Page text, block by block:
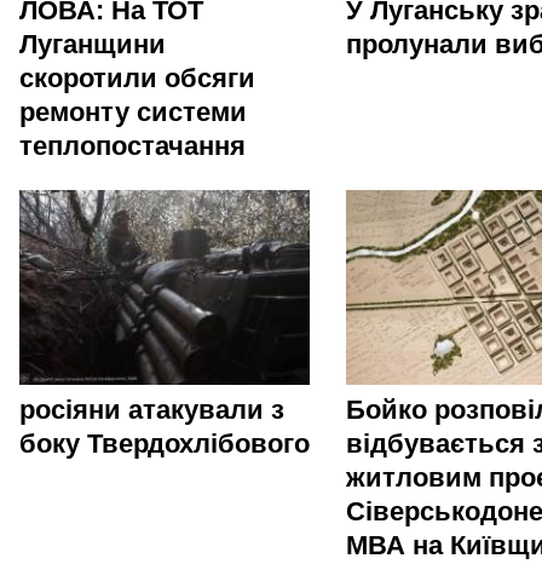
ЛОВА: На ТОТ
Луганщини
скоротили обсяги
ремонту системи
теплопостачання
У Луганську
пролунали
росіяни атакували з
боку Твердохлібового
Бойко
відбувається
житловим
МВА на